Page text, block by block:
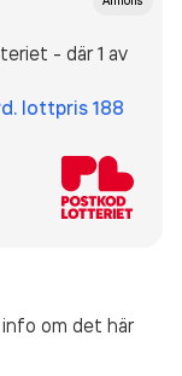
- där 1 av
lottpris 188
om det här